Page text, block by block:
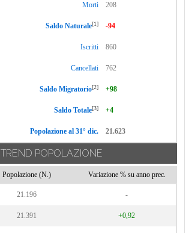
Morti 208
Saldo Naturale[1] -94
Iscritti 860
Cancellati 762
Saldo Migratorio[2] +98
Saldo Totale[3] +4
Popolazione al 31° dic. 21.623
TREND POPOLAZIONE
Popolazione (N.) Variazione % su anno prec.
21.196 -
21.391 +0,92